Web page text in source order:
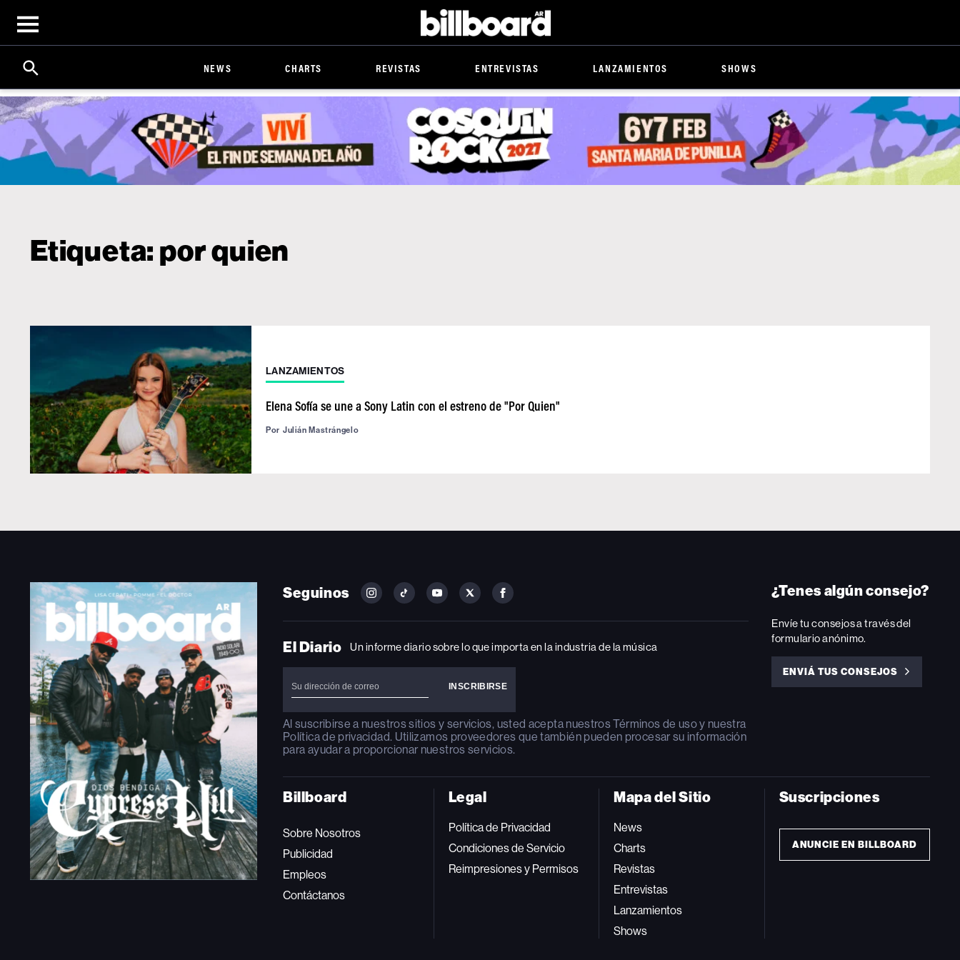
Open
menu
Billboard
Search
Click
Expand
Search
Input
NEWS CHARTS REVISTAS ENTREVISTAS LANZAMIENTOS SHOWS
Etiqueta: por quien
LANZAMIENTOS
Elena Sofía se une a Sony Latin con el estreno de "Por Quien"
Por Julián Mastrángelo
Seguinos
FOLLOW
ON
FOLLOW
ON
FOLLOW
ON
FOLLOW
ON
FOLLOW
ON
El Diario Un informe diario sobre lo que importa en la industria de la música
Al suscribirse a nuestros sitios y servicios, usted acepta nuestrosTérminos de usoy nuestra
Política de privacidad. Utilizamos proveedores que también pueden procesar su información
para ayudar a proporcionar nuestros servicios.
¿Tenes algún consejo?
Envíe tu consejos a través del
formulario anónimo.
ENVIÁ TUS CONSEJOS
ENVIÁ
Billboard
Sobre Nosotros
Publicidad
Empleos
Contáctanos
Legal
Política de Privacidad
Condiciones de Servicio
Reimpresiones y Permisos
Mapa del Sitio
News
Charts
Revistas
Entrevistas
Lanzamientos
Shows
Suscripciones
ANUNCIE EN BILLBOARD